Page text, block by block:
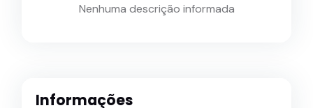
Nenhuma descrição informada
Informações